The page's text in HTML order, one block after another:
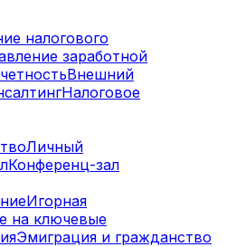
налогового
заработной
Внешний
Налоговое
Личный
Конференц-зал
Игорная
на ключевые
Эмиграция и гражданство